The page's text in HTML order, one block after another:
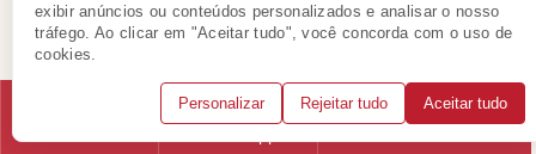
O que Saber Antes de Subir ao Phi Phi Viewpoint
Comparando os Mirantes: Qual Visitar?
exibir anúncios ou conteúdos personalizados e analisar o nosso
tráfego. Ao clicar em "Aceitar tudo", você concorda com o uso de
cookies.
Personalizar Rejeitar tudo Aceitar tudo